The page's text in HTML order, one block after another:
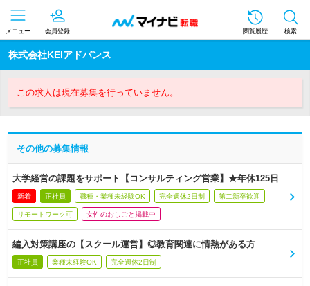
メニュー 会員登録 閲覧履歴 検索
株式会社KEIアドバンス
この求人は現在募集を行っていません。
その他の募集情報
大学経営の課題をサポート【コンサルティング営業】★年休125日
新着 正社員 職種・業種未経験OK 完全週休2日制 第二新卒歓迎
リモートワーク可 女性のおしごと掲載中
編入対策講座の【スクール運営】◎教育関連に情熱がある方
正社員 業種未経験OK 完全週休2日制